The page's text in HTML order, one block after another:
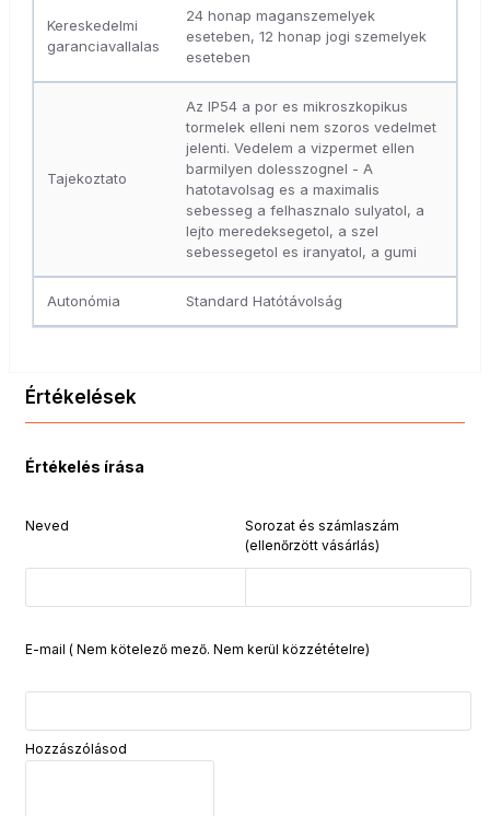
Kereskedelmi
garanciavallalas
24 honap maganszemelyek
eseteben, 12 honap jogi szemelyek
eseteben
Tajekoztato
Az IP54 a por es mikroszkopikus
tormelek elleni nem szoros vedelmet
jelenti. Vedelem a vizpermet ellen
barmilyen dolesszognel - A
hatotavolsag es a maximalis
sebesseg a felhasznalo sulyatol, a
lejto meredeksegetol, a szel
sebessegetol es iranyatol, a gumi
Autonómia Standard Hatótávolság
Értékelések
Értékelés írása
Neved
Sorozat és számlaszám
(ellenőrzött vásárlás)
E-mail ( Nem kötelező mező. Nem kerül közzétételre)
Hozzászólásod